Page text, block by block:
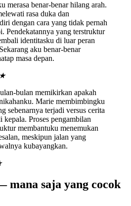
merasa benar-benar hilang arah.
rasa duka dan
dengan cara yang tidak pernah
Pendekatannya yang terstruktur
identitasku di luar peran
aku benar-benar
masa depan.
bulan memikirkan apakah
Marie membimbingku
sebenarnya terjadi versus cerita
Proses pengambilan
membantuku menemukan
meskipun jalan yang
kubayangkan.
mana saja yang cocok